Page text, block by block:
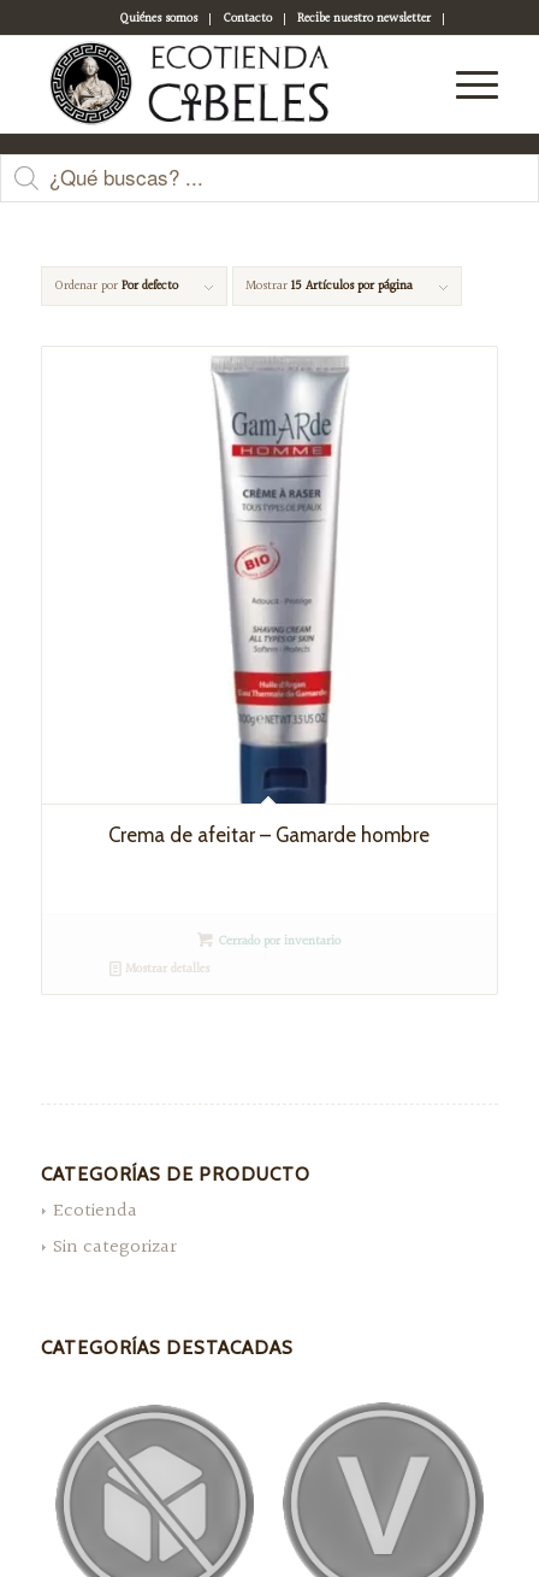
Quiénes somos Contacto
Recibe nuestro newsletter
Acceso a tu cuenta
crema afeitar
Ordenar porPor defecto Mostrar15 Artículos por página
Crema de afeitar – Gamarde hombre
Cerrado por inventario
Mostrar detalles
CATEGORÍAS DE PRODUCTO
Ecotienda
Sin categorizar
CATEGORÍAS DESTACADAS